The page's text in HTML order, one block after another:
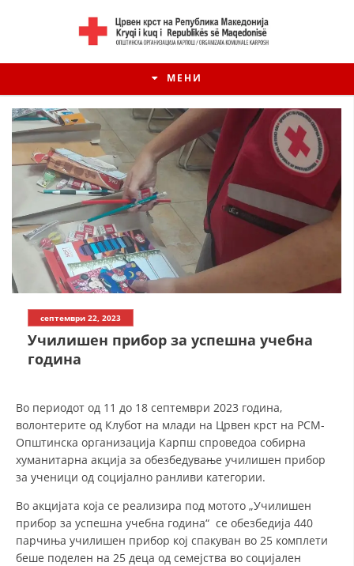
МЕНИ
СТРАТЕГИИ
ЕДУКАТИВНО ИНФОРМАТИВНИ МАТЕРИЈАЛИ
септември 22, 2023
Училишен прибор за успешна учебна
година
Во периодот од 11 до 18 септември 2023 година,
волонтерите од Клубот на млади на Црвен крст на РСМ-
Општинска организација Карпш спроведоа собирна
хуманитарна акција за обезбедување училишен прибор
за ученици од социјално ранливи категории.
Во акцијата која се реализира под мотото „Училишен
прибор за успешна учебна година“ се обезбедија 440
парчиња училишен прибор кој спакуван во 25 комплети
беше поделен на 25 деца од семејства во социјален